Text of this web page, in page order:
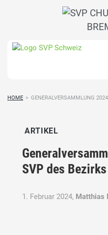
HOME > GENERALVERSAMMLUNG
ARTIKEL
SVP des
1. Februar 2024, Matthias